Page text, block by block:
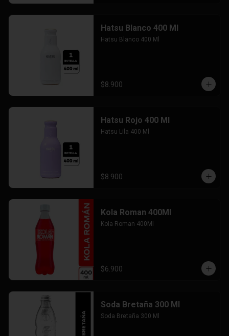
Hatsu Blanco 400 Ml
Hatsu Blanco 400 Ml
$8.900
Hatsu Rojo 400 Ml
Hatsu Lila 400 Ml
$8.900
Kola Roman 400Ml
Kola Roman 400Ml
$6.900
Soda Bretaña 300 Ml
Soda Bretaña 300 Ml